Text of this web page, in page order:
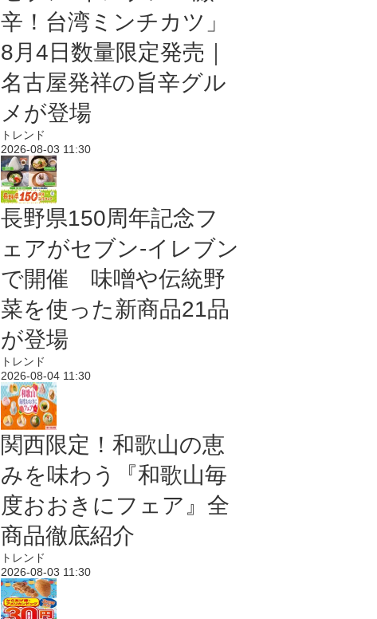
辛！台湾ミンチカツ」
8月4日数量限定発売｜
名古屋発祥の旨辛グル
メが登場
トレンド
2026-08-03 11:30
長野県150周年記念フ
ェアがセブン-イレブン
で開催 味噌や伝統野
菜を使った新商品21品
が登場
トレンド
2026-08-04 11:30
関西限定！和歌山の恵
みを味わう『和歌山毎
度おおきにフェア』全
商品徹底紹介
トレンド
2026-08-03 11:30